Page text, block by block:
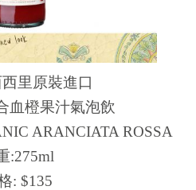
里原裝進口
血橙果汁氣泡飲
ARANCIATA ROSSA
:275ml
: $135